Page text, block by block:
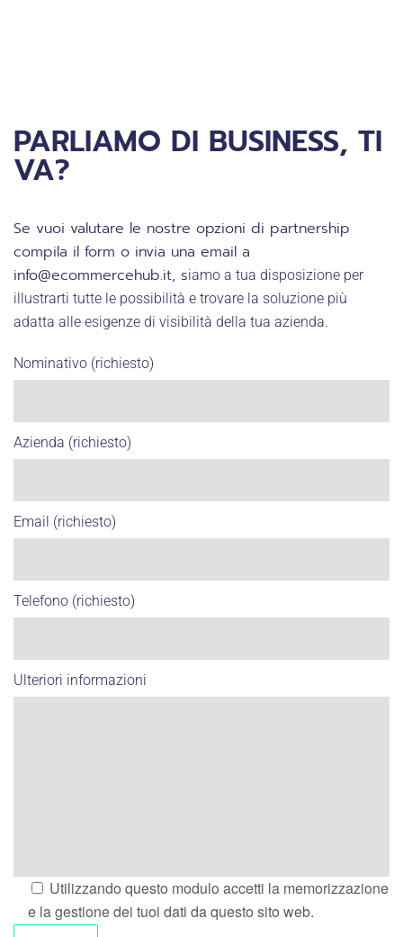
PARLIAMO DI BUSINESS, TI
VA?
Se vuoi valutare le nostre opzioni di partnership
compila il form o invia una email a
info@ecommercehub.it, siamo a tua disposizione per
illustrarti tutte le possibilità e trovare la soluzione più
adatta alle esigenze di visibilità della tua azienda.
Nominativo (richiesto)
Azienda (richiesto)
Email (richiesto)
Telefono (richiesto)
Ulteriori informazioni
Utilizzando questo modulo accetti la memorizzazione
e la gestione dei tuoi dati da questo sito web.